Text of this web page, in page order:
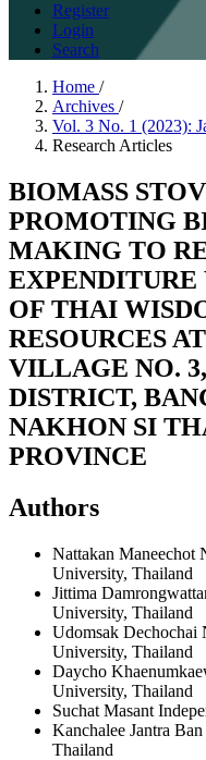
Register
Login
Search
Home /
Archives /
Vol. 3 No. 1 (2023):
Research Articles
BIOMASS
PROMOTING
MAKING TO
EXPENDITURE
OF THAI
RESOURCES
VILLAGE NO.
DISTRICT,
NAKHON SI
PROVINCE
Authors
Nattakan Maneechot
University, Thailand
Jittima
University, Thailand
Udomsak Dechochai
University, Thailand
Daycho
University, Thailand
Suchat Masant
Kanchalee Jantra
Thailand